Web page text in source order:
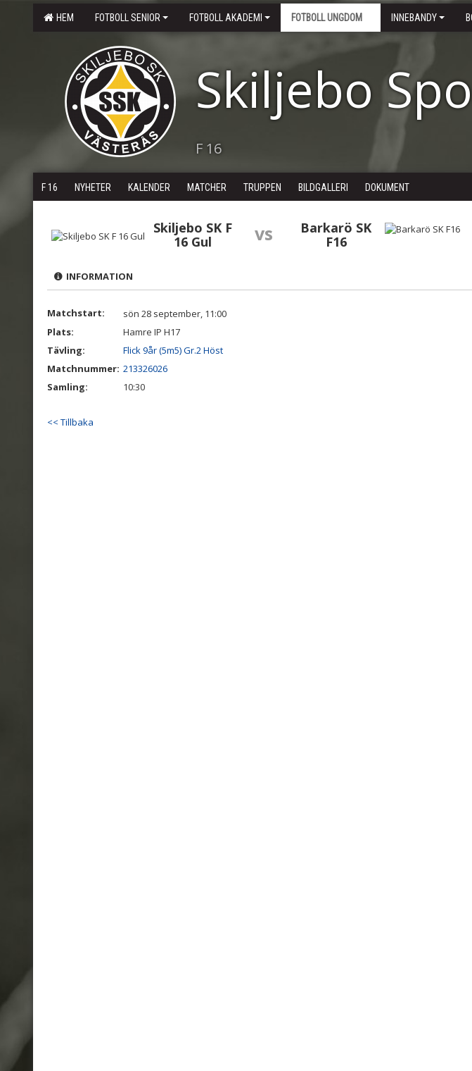
HEM FOTBOLL SENIOR FOTBOLL AKADEMI FOTBOLL UNGDOM INNEBANDY
Skiljebo
F 16
F 16 NYHETER KALENDER MATCHER TRUPPEN BILDGALLERI DOKUMENT
Skiljebo SK F
16 Gul
vs
Barkarö SK
F16
INFORMATION
Matchstart:
sön 28 september, 11:00
Plats:
Hamre IP H17
Tävling:
Flick 9år (5m5) Gr.2 Höst
Matchnummer: 213326026
Samling:
10:30
<< Tillbaka